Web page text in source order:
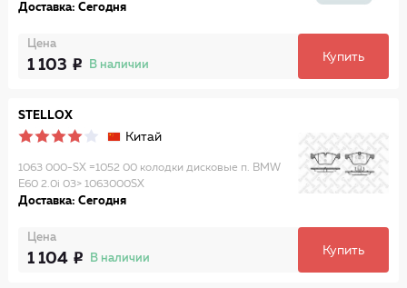
Доставка: Сегодня
Цена
1 103 В наличии
Купить
STELLOX
Китай
1063 000-SX =1052 00 колодки дисковые п. BMW
E60 2.0i 03> 1063000SX
Доставка: Сегодня
Цена
1 104 В наличии
Купить